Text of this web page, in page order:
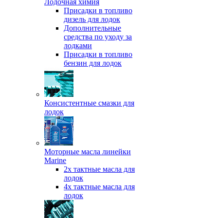
Лодочная химия
Присадки в топливо
дизель для лодок
Дополнительные
средства по уходу за
лодками
Присадки в топливо
бензин для лодок
Консистентные смазки для
лодок
Моторные масла линейки
Marine
2х тактные масла для
лодок
4х тактные масла для
лодок